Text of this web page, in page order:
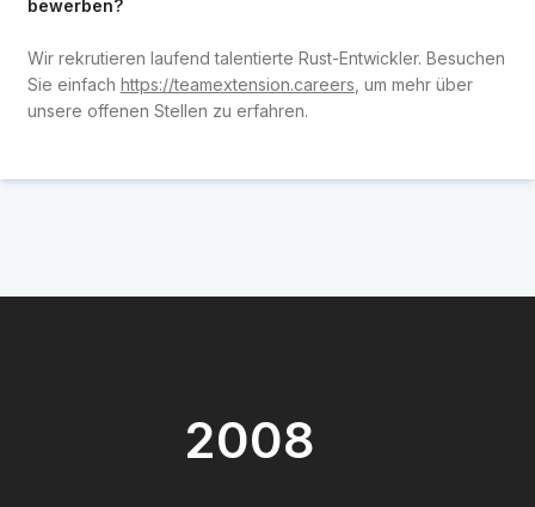
bewerben?
Wir rekrutieren laufend talentierte Rust-Entwickler. Besuchen
Sie einfach https://teamextension.careers , um mehr über
unsere offenen Stellen zu erfahren.
2008